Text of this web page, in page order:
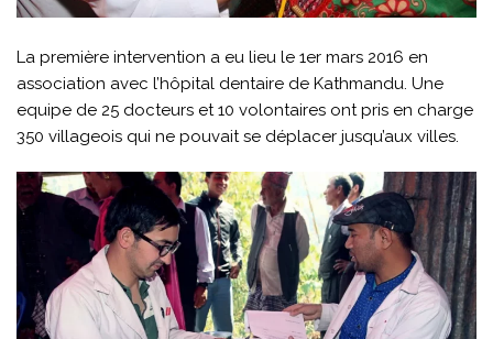
La première intervention a eu lieu le 1er mars 2016 en
association avec l’hôpital dentaire de Kathmandu. Une
equipe de 25 docteurs et 10 volontaires ont pris en charge
350 villageois qui ne pouvait se déplacer jusqu’aux villes.